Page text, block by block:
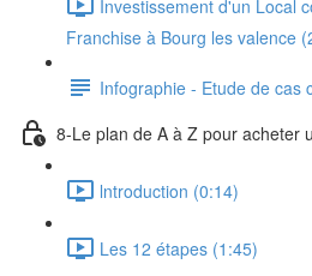
Investissement d'un Local
Franchise à Bourg les valence
Infographie - Etude de cas
8-Le plan de A à Z pour acheter
lntroduction (0:14)
Les 12 étapes (1:45)